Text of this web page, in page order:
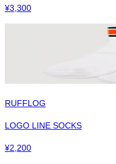
¥3,300
RUFFLOG
LOGO LINE SOCKS
¥2,200